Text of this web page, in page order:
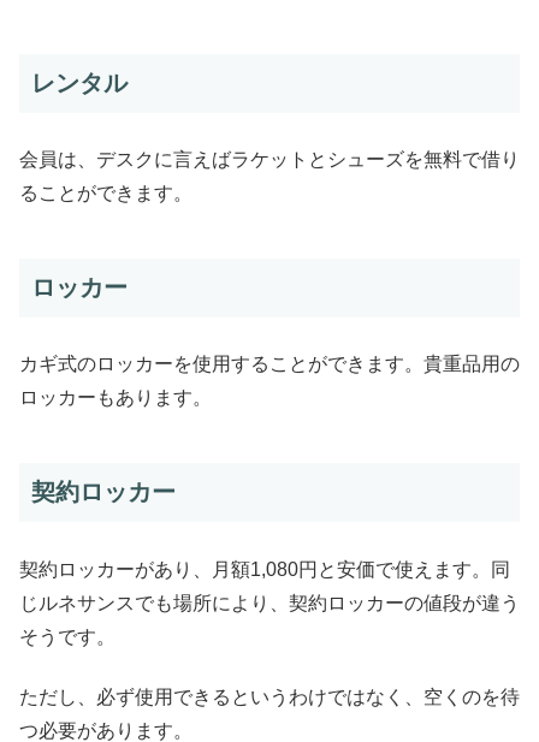
レンタル
会員は、デスクに言えばラケットとシューズを無料で借り
ることができます。
ロッカー
カギ式のロッカーを使用することができます。貴重品用の
ロッカーもあります。
契約ロッカー
契約ロッカーがあり、月額1,080円と安価で使えます。同
じルネサンスでも場所により、契約ロッカーの値段が違う
そうです。
ただし、必ず使用できるというわけではなく、空くのを待
つ必要があります。